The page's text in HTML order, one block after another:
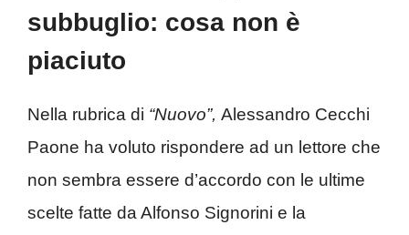
subbuglio: cosa non è
piaciuto
Nella rubrica di “Nuovo”, Alessandro Cecchi
Paone ha voluto rispondere ad un lettore che
non sembra essere d’accordo con le ultime
scelte fatte da Alfonso Signorini e la